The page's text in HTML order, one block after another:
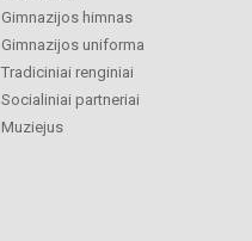
Gimnazijos himnas
Gimnazijos uniforma
Tradiciniai renginiai
Socialiniai partneriai
Muziejus